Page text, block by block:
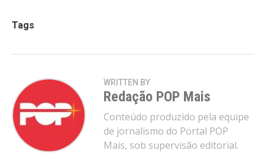
Tags
WRITTEN BY
Redação POP Mais
Conteúdo produzido pela equipe
de jornalismo do Portal POP
Mais, sob supervisão editorial.